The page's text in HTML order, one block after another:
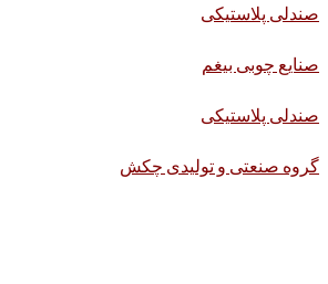
صندلی پلاستیکی
صنایع چوبی بیغم
صندلی پلاستیکی
گروه صنعتی و تولیدی چکش